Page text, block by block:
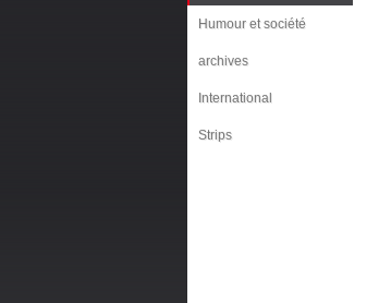
Humour et société
archives
International
Strips